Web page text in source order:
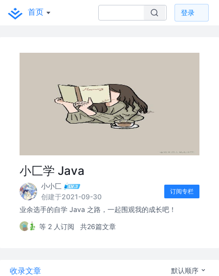
首页 登录
小匚学 Java
小小匚
创建于2021-09-30
订阅专栏
业余选手的自学 Java 之路，一起围观我的成长吧！
等 2 人订阅 共26篇文章
收录文章 默认顺序